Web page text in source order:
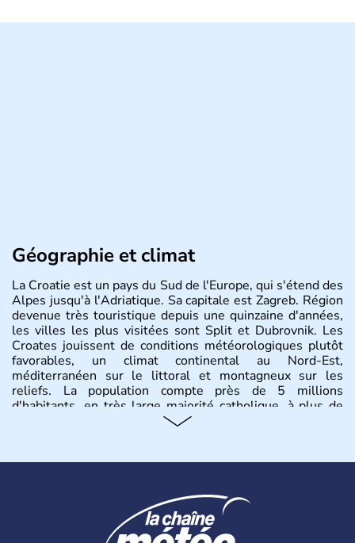
Géographie et climat
La Croatie est un pays du Sud de l'Europe, qui s'étend des
Alpes jusqu'à l'Adriatique. Sa capitale est Zagreb. Région
devenue très touristique depuis une quinzaine d'années,
les villes les plus visitées sont Split et Dubrovnik. Les
Croates jouissent de conditions météorologiques plutôt
favorables, un climat continental au Nord-Est,
méditerranéen sur le littoral et montagneux sur les
reliefs. La population compte près de 5 millions
d'habitants, en très large majorité catholique, à plus de
Alpes jusqu’à l’Adriatique. Sa capitale est
devenue très touristique depuis une quinzaine d’années,
les villes les plus visitées s’appellent